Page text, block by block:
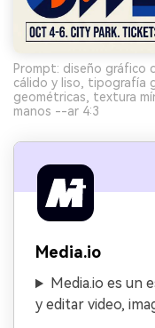
Prompt: diseño gráfico
cálido y liso, tipografía
geométricas, textura
manos --ar 4:3
Media.io
Media.io es un
y editar video,